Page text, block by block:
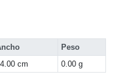
Peso
cm 0.00 g